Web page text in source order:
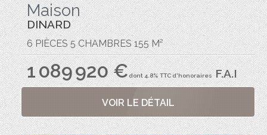
Maison
DINARD
6 PIÈCES 5 CHAMBRES 155 M²
1 089 920 €dont 4.8% TTC d'honorairesF.A.I
VOIR LE DÉTAIL